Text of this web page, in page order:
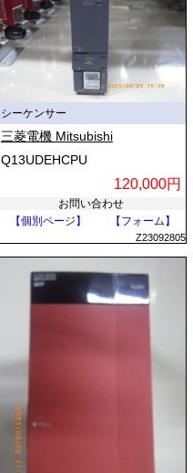
シーケンサー
三菱電機 Mitsubishi
Q13UDEHCPU
120,000円
お問い合わせ
【個別ページ】
【フォーム】
Z23092805